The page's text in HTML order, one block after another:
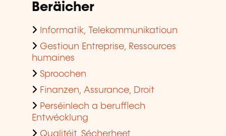
Beräicher
Informatik, Telekommunikatioun
Gestioun Entreprise, Ressources
humaines
Sproochen
Finanzen, Assurance, Droit
Perséinlech a berufflech
Entwécklung
Qualitéit, Sécherheet